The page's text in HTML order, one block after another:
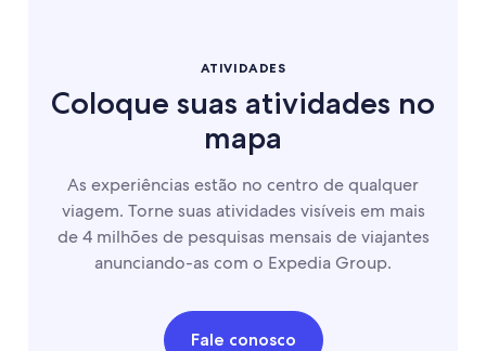
ATIVIDADES
Coloque suas atividades no
mapa
As experiências estão no centro de qualquer
viagem. Torne suas atividades visíveis em mais
de 4 milhões de pesquisas mensais de viajantes
anunciando-as com o Expedia Group.
Fale conosco